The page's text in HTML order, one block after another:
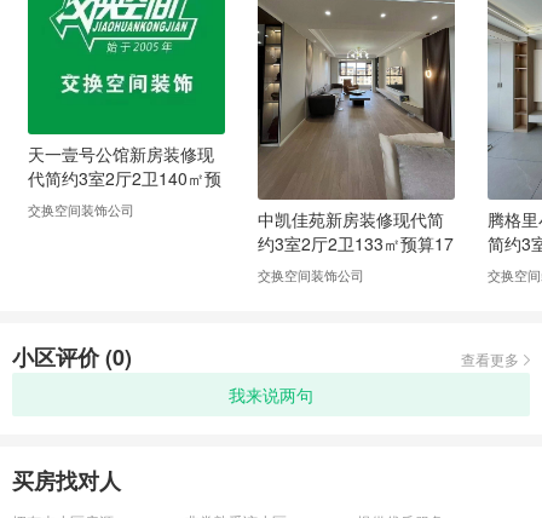
天一壹号公馆新房装修现
代简约3室2厅2卫140㎡预
算160万
交换空间装饰公司
中凯佳苑新房装修现代简
约3室2厅2卫133㎡预算17
万
交换空间装饰公司
腾格
简约3
14万
交换空
小区评价 (0) 查看更多
我来说两句
买房找对人